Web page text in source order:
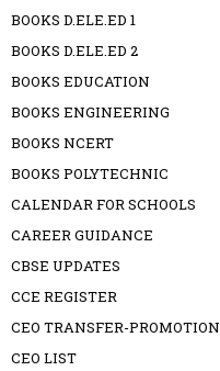
BOOKS D.ELE.ED 1
BOOKS D.ELE.ED 2
BOOKS EDUCATION
BOOKS ENGINEERING
BOOKS NCERT
BOOKS POLYTECHNIC
CALENDAR FOR SCHOOLS
CAREER GUIDANCE
CBSE UPDATES
CCE REGISTER
CEO TRANSFER-PROMOTION
CEO LIST